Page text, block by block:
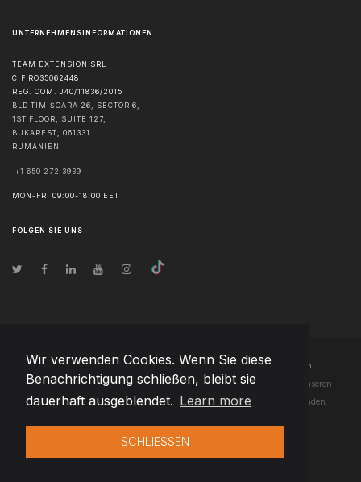
Wir verwenden Cookies. Wenn Sie diese
Benachrichtigung schließen, bleibt sie
dauerhaft ausgeblendet. Learn more
SCHLIESSEN
UNTERNEHMENSINFORMATIONEN
TEAM EXTENSION SRL
CIF RO35062448
REG. COM. J40/11836/2015
BLD TIMIȘOARA 26, SECTOR 6,
1ST FLOOR, SUITE 127,
BUKAREST, 061331
RUMÄNIEN
+1 650 272 3939
MON-FRI 09:00-18:00 EET
FOLGEN SIE UNS
© Urheberrecht2026 Team Extension Latvia - Alle Rechte vorbehalten
Changelog● Durch die Nutzung dieser Website erklären Sie sich mit unseren
Nutzungsbedingungen und unserer Datenschutzerklärung einverstanden.